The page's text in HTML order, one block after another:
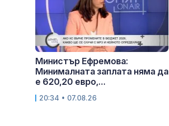
Министър Ефремова:
Минималната заплата няма да
е 620,20 евро,...
20:34 • 07.08.26